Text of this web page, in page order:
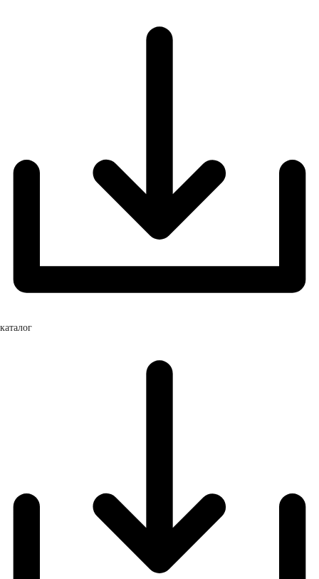
каталог